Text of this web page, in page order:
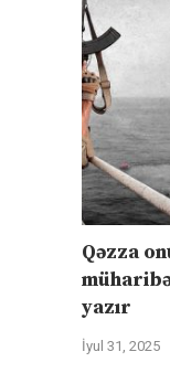
Qəzza
yazır
İyul 31, 2025